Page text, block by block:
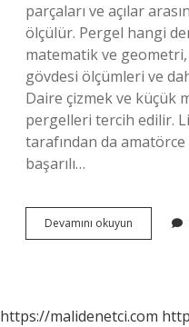
parçaları ve açılar
ölçülür. Pergel hangi
matematik ve
gövdesi ölçümleri ve
Daire çizmek ve küçük
pergelleri tercih edilir.
tarafından da
başarılı…
Devamını okuyun Pergelle
Ne
https://malidenetci.com